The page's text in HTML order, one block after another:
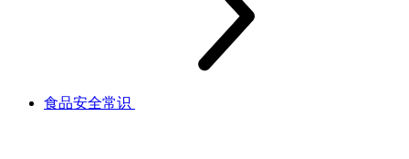
食品安全常识